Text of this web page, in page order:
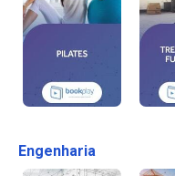
Engenharia